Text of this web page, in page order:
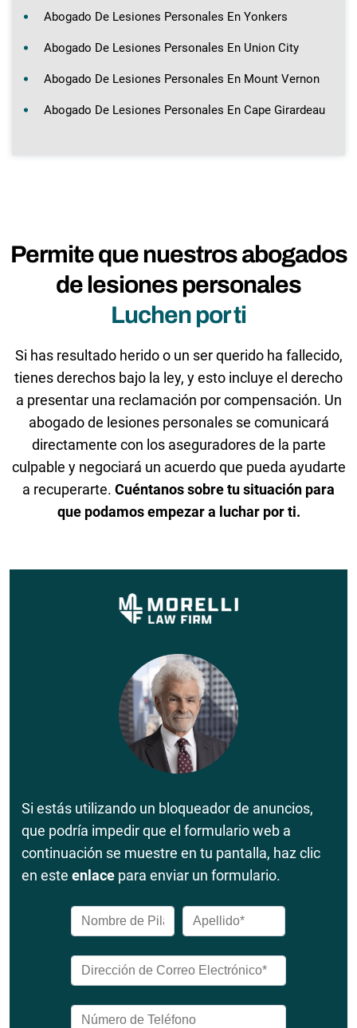
Abogado De Lesiones Personales En Yonkers
Abogado De Lesiones Personales En Union City
Abogado De Lesiones Personales En Mount Vernon
Abogado De Lesiones Personales En Cape Girardeau
Permite que nuestros abogados
de lesiones personales
Luchen por ti
Si has resultado herido o un ser querido ha fallecido,
tienes derechos bajo la ley, y esto incluye el derecho
a presentar una reclamación por compensación. Un
abogado de lesiones personales se comunicará
directamente con los aseguradores de la parte
culpable y negociará un acuerdo que pueda ayudarte
a recuperarte. Cuéntanos sobre tu situación para
que podamos empezar a luchar por ti.
Si estás utilizando un bloqueador de anuncios,
que podría impedir que el formulario web a
continuación se muestre en tu pantalla, haz clic
en este enlace para enviar un formulario.